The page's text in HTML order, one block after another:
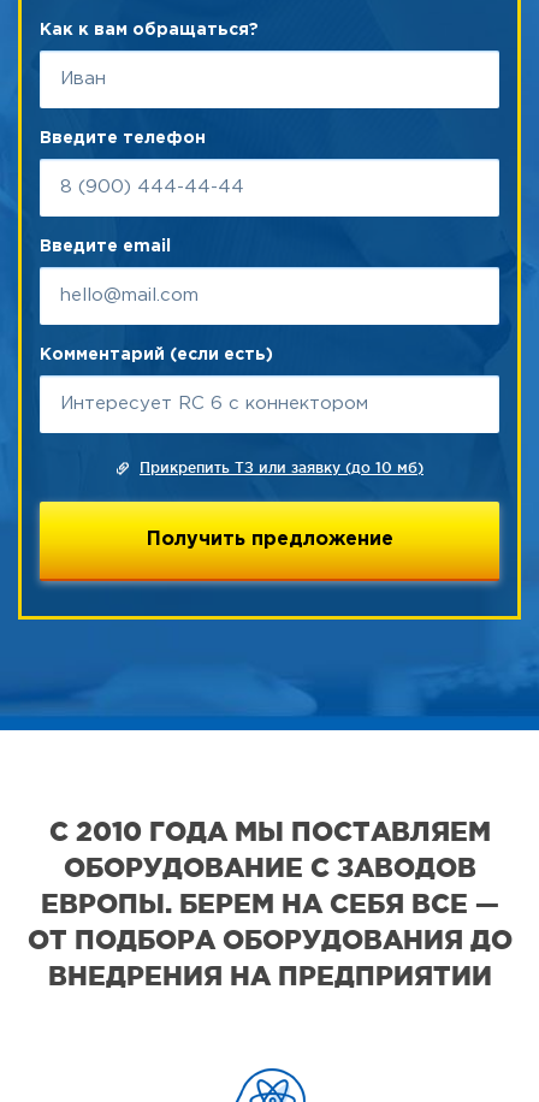
Как к вам обращаться?
Введите телефон
Введите email
Комментарий (если есть)
Прикрепить ТЗ или заявку (до 10 мб)
С 2010 ГОДА МЫ ПОСТАВЛЯЕМ
ОБОРУДОВАНИЕ С ЗАВОДОВ
ЕВРОПЫ. БЕРЕМ НА СЕБЯ ВСЕ —
ОТ ПОДБОРА ОБОРУДОВАНИЯ ДО
ВНЕДРЕНИЯ НА ПРЕДПРИЯТИИ